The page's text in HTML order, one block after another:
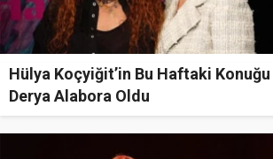
Hülya Koçyiğit’in Bu Haftaki Konuğu
Derya Alabora Oldu